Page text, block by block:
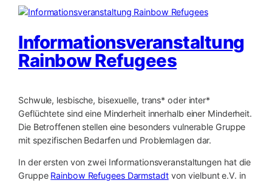
Informationsveranstaltung
Rainbow Refugees
Schwule, lesbische, bisexuelle, trans* oder inter*
Geflüchtete sind eine Minderheit innerhalb einer Minderheit.
Die Betroffenen stellen eine besonders vulnerable Gruppe
mit spezifischen Bedarfen und Problemlagen dar.
In der ersten von zwei Informationsveranstaltungen hat die
Gruppe Rainbow Refugees Darmstadtvon vielbunt e.V. in